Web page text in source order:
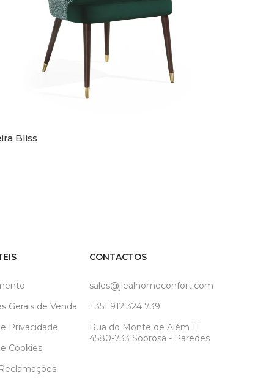
Bliss
Gerais de Venda
Privacidade
Cookies
CONTACTOS
sales@jlealhomeconfort.com
+351 912 324 739
Rua do Monte de Além 11
4580-733 Sobrosa - Paredes